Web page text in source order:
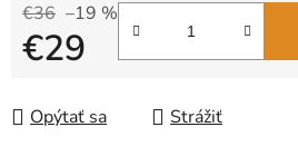
€36 –19 %
€29
Opýtať sa Strážiť